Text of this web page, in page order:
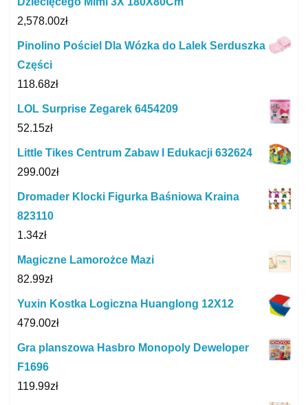
2,578.00zł
Pinolino Pościel Dla Wózka do Lalek Serduszka
Części
118.68zł
LOL Surprise Zegarek 6454209
52.15zł
Little Tikes Centrum Zabaw I Edukacji 632624
299.00zł
Dromader Klocki Figurka Baśniowa Kraina
823110
1.34zł
Magiczne Lamorożce Mazi
82.99zł
Yuxin Kostka Logiczna Huanglong 12X12
479.00zł
Gra planszowa Hasbro Monopoly Deweloper
F1696
119.99zł